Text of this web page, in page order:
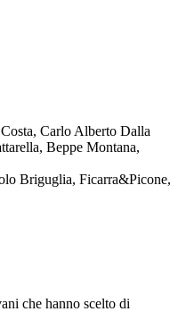
Carlo Alberto Dalla
Beppe Montana,
Briguglia, Ficarra&Picone,
che hanno scelto di